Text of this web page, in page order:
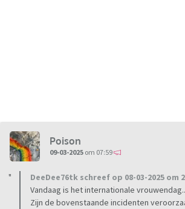
Poison
09-03-2025 om 07:59
DeeDee76tk schreef op 08-03-2025 om
Vandaag is het internationale
Zijn de bovenstaande incidenten